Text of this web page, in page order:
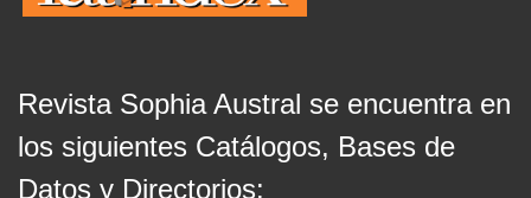
Revista Sophia Austral se encuentra en
los siguientes Catálogos, Bases de
Datos y Directorios: